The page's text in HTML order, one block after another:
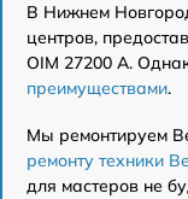
В Нижнем
центров,
OIM 27200 A.
преимуществами.
Мы ремонтируем
ремонту техники
для мастеров не